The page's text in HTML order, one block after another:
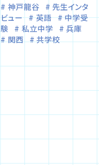
神戸龍谷
先生インタ
ビュー
英語
中学受
験
私立中学
兵庫
関西
共学校